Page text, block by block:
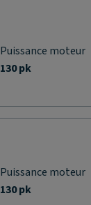
Puissance moteur
130 pk
Puissance moteur
130 pk